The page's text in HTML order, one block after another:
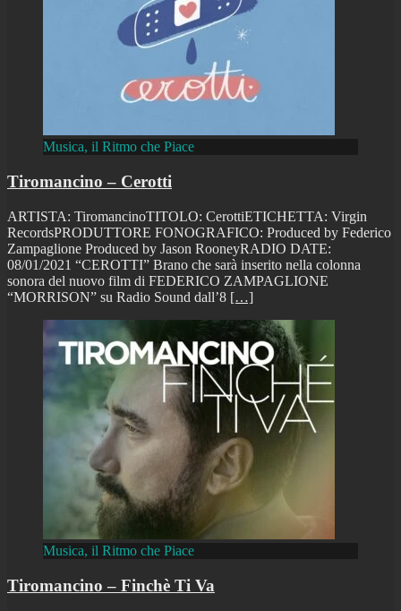
Musica, il Ritmo che Piace
Tiromancino – Cerotti
ARTISTA: TiromancinoTITOLO: CerottiETICHETTA: Virgin
RecordsPRODUTTORE FONOGRAFICO: Produced by Federico
Zampaglione Produced by Jason RooneyRADIO DATE:
08/01/2021 “CEROTTI” Brano che sarà inserito nella colonna
sonora del nuovo film di FEDERICO ZAMPAGLIONE
“MORRISON” su Radio Sound dall’8 […]
Musica, il Ritmo che Piace
Tiromancino – Finchè Ti Va